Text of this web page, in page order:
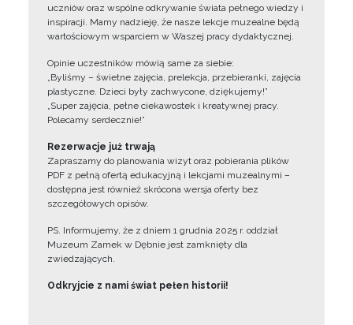
uczniów oraz wspólne odkrywanie świata pełnego wiedzy i
inspiracji. Mamy nadzieję, że nasze lekcje muzealne będą
wartościowym wsparciem w Waszej pracy dydaktycznej.
Opinie uczestników mówią same za siebie:
„Byliśmy – świetne zajęcia, prelekcja, przebieranki, zajęcia
plastyczne. Dzieci były zachwycone, dziękujemy!”
„Super zajęcia, pełne ciekawostek i kreatywnej pracy.
Polecamy serdecznie!”
Rezerwacje już trwają
Zapraszamy do planowania wizyt oraz pobierania plików
PDF z pełną ofertą edukacyjną i lekcjami muzealnymi –
dostępna jest również skrócona wersja oferty bez
szczegółowych opisów.
PS. Informujemy, że z dniem 1 grudnia 2025 r. oddział
Muzeum Zamek w Dębnie jest zamknięty dla
zwiedzających.
Odkryjcie z nami świat pełen historii!